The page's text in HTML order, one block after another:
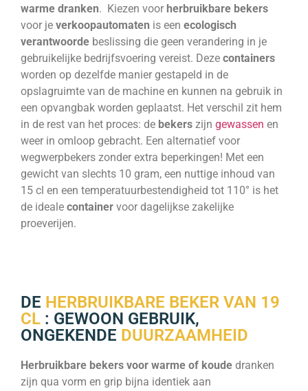
warme dranken. Kiezen voor herbruikbare bekers
voor je verkoopautomaten is een ecologisch
verantwoorde beslissing die geen verandering in je
gebruikelijke bedrijfsvoering vereist. Deze containers
worden op dezelfde manier gestapeld in de
opslagruimte van de machine en kunnen na gebruik in
een opvangbak worden geplaatst. Het verschil zit hem
in de rest van het proces: de bekers zijn gewassen en
weer in omloop gebracht. Een alternatief voor
wegwerpbekers zonder extra beperkingen! Met een
gewicht van slechts 10 gram, een nuttige inhoud van
15 cl en een temperatuurbestendigheid tot 110° is het
de ideale container voor dagelijkse zakelijke
proeverijen.
DE HERBRUIKBARE BEKER VAN 19
CL : GEWOON GEBRUIK,
ONGEKENDE DUURZAAMHEID
Herbruikbare bekers voor warme of koude dranken
zijn qua vorm en grip bijna identiek aan